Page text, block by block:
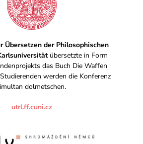
Übersetzen der Philosophischen
übersetzte in Form
das Buch Die Waffen
werden die Konferenz
dolmetschen.
utrl.ff.cuni.cz